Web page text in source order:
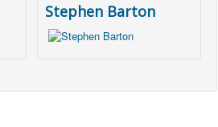
Stephen Barton